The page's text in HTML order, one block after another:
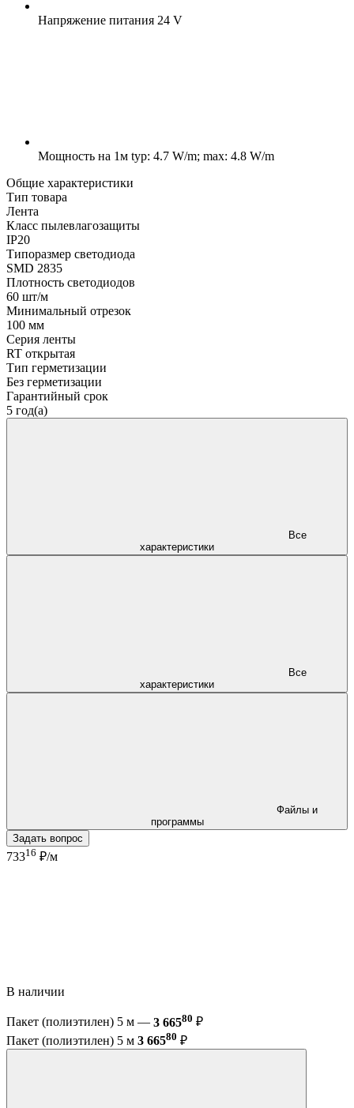
Напряжение питания 24 V
Мощность на 1м typ: 4.7 W/m; max: 4.8 W/m
Общие характеристики
Тип товара
Лента
Класс пылевлагозащиты
IP20
Типоразмер светодиода
SMD 2835
Плотность светодиодов
60 шт/м
Минимальный отрезок
100 мм
Серия ленты
RT открытая
Тип герметизации
Без герметизации
Гарантийный срок
5 год(а)
характеристики
характеристики
программы
Задать вопрос
73316 ₽/м
В наличии
Пакет (полиэтилен) 5 м — 3 66580 ₽
Пакет (полиэтилен) 5 м 3 66580 ₽